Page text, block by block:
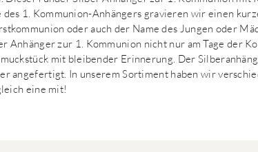
des 1. Kommunion-Anhängers gravieren wir einen
oder auch der Name des Jungen oder
Anhänger zur 1. Kommunion nicht nur am Tage der
mit bleibender Erinnerung. Der
angefertigt. In unserem Sortiment haben wir
eine mit!